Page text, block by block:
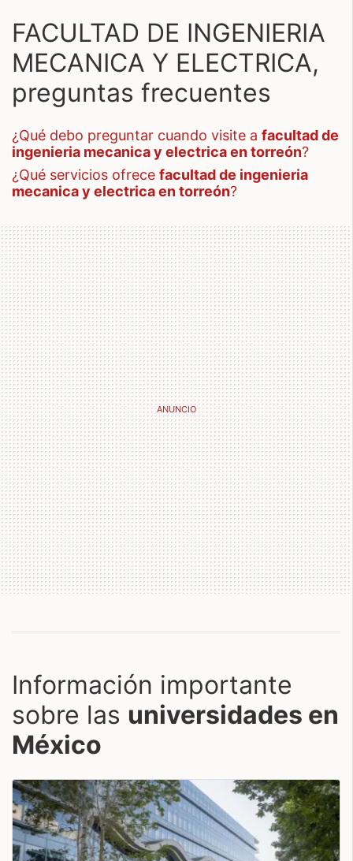
FACULTAD DE INGENIERIA
MECANICA Y ELECTRICA,
preguntas frecuentes
¿qué debo preguntar cuando visite a facultad de
ingenieria mecanica y electrica en torreón?
¿qué servicios ofrece facultad de ingenieria
mecanica y electrica en torreón?
Información importante
sobre las universidades en
México